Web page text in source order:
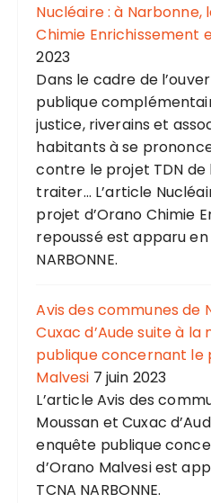
Nucléaire : à Narbonne,
Chimie Enrichissement
2023
Dans le cadre de
publique
justice, riverains et
habitants à se
contre le projet TDN de
traiter... L’article
projet d’Orano Chimie
repoussé est apparu
NARBONNE.
Avis des communes de
Cuxac d’Aude suite à
publique concernant le
Malvesi 7 juin 2023
L’article Avis des
Moussan et Cuxac
enquête publique
d’Orano Malvesi est
TCNA NARBONNE.